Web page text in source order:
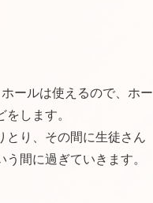
ールは使えるので、ホー
します。
とり、その間に生徒さん
間に過ぎていきます。